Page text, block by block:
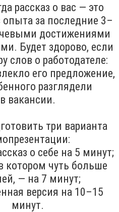
рассказ о вас — это
за последние 3–
достижениями
Будет здорово, если
слов о работодателе:
его предложение,
разглядели
в вакансии.
три варианта
о себе на 5 минут;
котором чуть больше
— на 7 минут;
версия на 10–15
минут.